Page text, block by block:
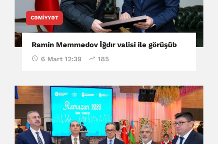
CƏMIYYƏT
Ramin Məmmədov İğdır valisi ilə görüşüb
6 Mart 12:39 185